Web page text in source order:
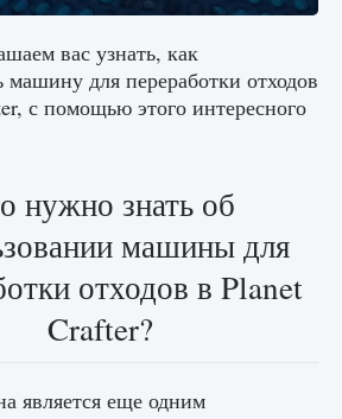
Palworld «Идет
— Невозможно начать
мира»
вас узнать, как
машину для переработки отходов
с помощью этого интересного
нужно знать об
машины для
отходов в Planet
Crafter?
является еще одним